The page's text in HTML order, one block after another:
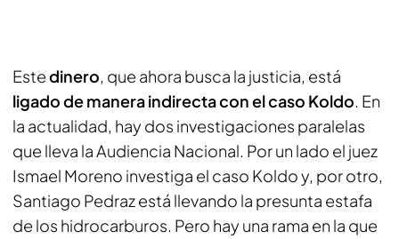
Estedinero, que ahora busca la justicia, está
ligado de manera indirecta con el caso Koldo. En
la actualidad, hay dos investigaciones paralelas
que lleva la Audiencia Nacional. Por un lado el juez
Ismael Moreno investiga el caso Koldo y, por otro,
Santiago Pedraz está llevando la presunta estafa
de los hidrocarburos. Pero hay una rama en la que